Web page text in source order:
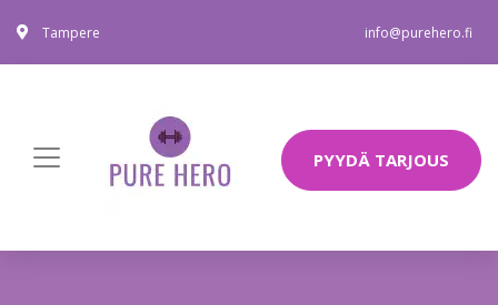
Tampere info@purehero.fi
PYYDÄ TARJOUS